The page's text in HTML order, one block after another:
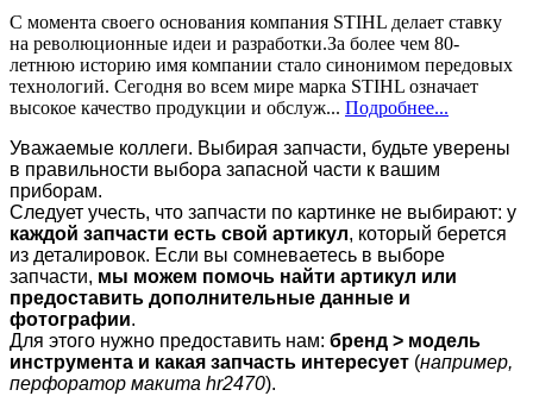
C момента своего основания компания STIHL делает ставку
на революционные идеи и разработки.За более чем 80-
летнюю историю имя компании стало синонимом передовых
технологий. Сегодня во всем мире марка STIHL означает
высокое качество продукции и обслуж... Подробнее...
Уважаемые коллеги. Выбирая запчасти, будьте уверены
в правильности выбора запасной части к вашим
приборам.
Следует учесть, что запчасти по картинке не выбирают: у
каждой запчасти есть свой артикул, который берется
из деталировок. Если вы сомневаетесь в выборе
запчасти, мы можем помочь найти артикул или
предоставить дополнительные данные и
фотографии.
Для этого нужно предоставить нам: бренд > модель
инструмента и какая запчасть интересует (например,
перфоратор макита hr2470).